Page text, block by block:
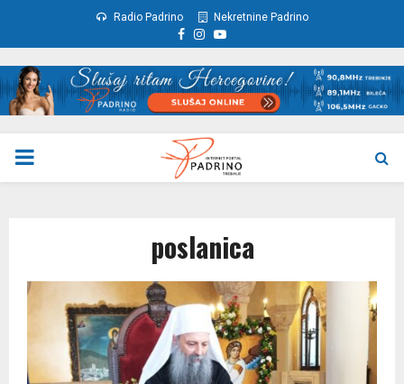
Radio Padrino Nekretnine Padrino
Facebook
Instagram
Youtube
PRIMARY
poslanica